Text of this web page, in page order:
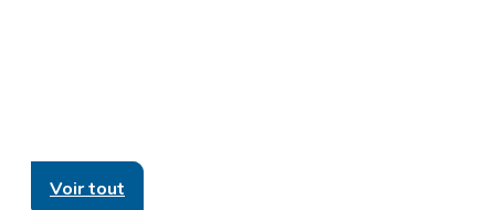
Voir tout